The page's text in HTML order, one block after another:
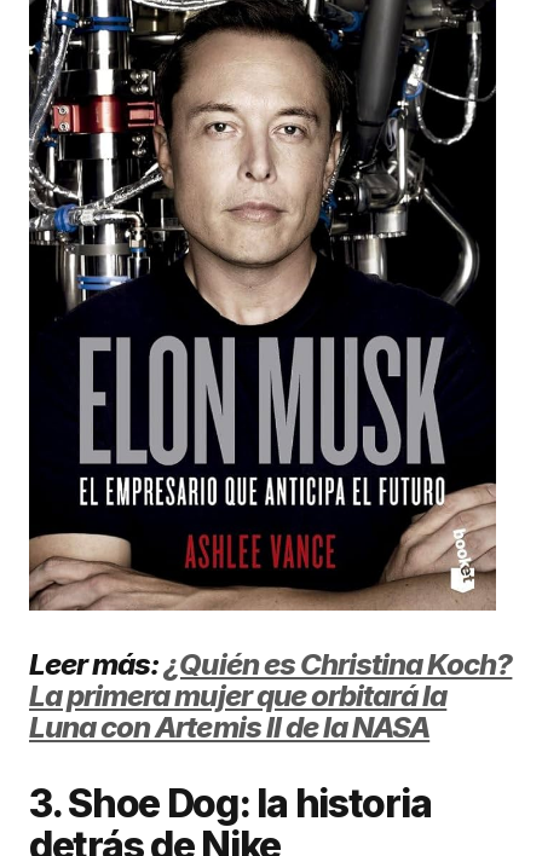
Leer más:¿Quién es Christina Koch?
La primera mujer que orbitará la
Luna con Artemis II de la NASA
3. Shoe Dog: la historia
detrás de Nike